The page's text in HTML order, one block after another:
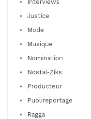
Interviews
Justice
Mode
Musique
Nomination
Nostal-Ziks
Producteur
Publireportage
Ragga